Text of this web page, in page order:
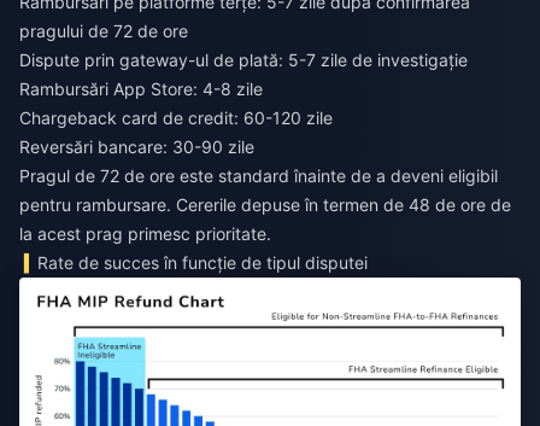
pragului de 72 de ore
Dispute prin gateway-ul de plată: 5-7 zile de investigație
Rambursări App Store: 4-8 zile
Chargeback card de credit: 60-120 zile
Reversări bancare: 30-90 zile
Pragul de 72 de ore este standard înainte de a deveni eligibil
pentru rambursare. Cererile depuse în termen de 48 de ore de
la acest prag primesc prioritate.
Rate de succes în funcție de tipul disputei